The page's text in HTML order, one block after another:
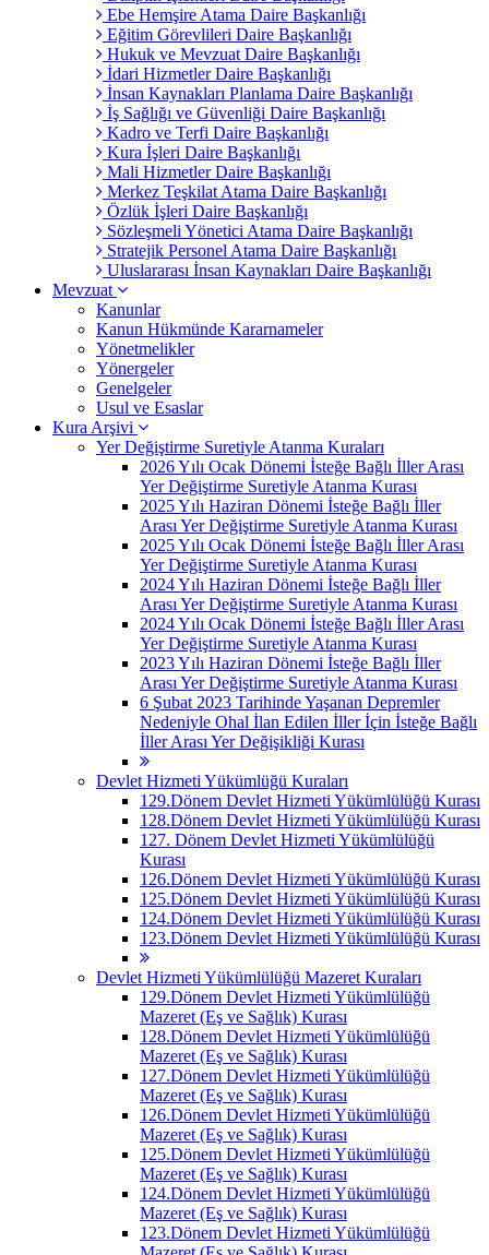
Ebe Hemşire Atama Daire Başkanlığı
Eğitim Görevlileri Daire Başkanlığı
Hukuk ve Mevzuat Daire Başkanlığı
İdari Hizmetler Daire Başkanlığı
İnsan Kaynakları Planlama Daire Başkanlığı
İş Sağlığı ve Güvenliği Daire Başkanlığı
Kadro ve Terfi Daire Başkanlığı
Kura İşleri Daire Başkanlığı
Mali Hizmetler Daire Başkanlığı
Merkez Teşkilat Atama Daire Başkanlığı
Özlük İşleri Daire Başkanlığı
Sözleşmeli Yönetici Atama Daire Başkanlığı
Stratejik Personel Atama Daire Başkanlığı
Uluslararası İnsan Kaynakları Daire Başkanlığı
Mevzuat
Kanunlar
Kanun Hükmünde Kararnameler
Yönetmelikler
Yönergeler
Genelgeler
Usul ve Esaslar
Kura Arşivi
Yer Değiştirme Suretiyle Atanma Kuraları
2026 Yılı Ocak Dönemi İsteğe Bağlı İller Arası
Yer Değiştirme Suretiyle Atanma Kurası
2025 Yılı Haziran Dönemi İsteğe Bağlı İller
Arası Yer Değiştirme Suretiyle Atanma Kurası
2025 Yılı Ocak Dönemi İsteğe Bağlı İller Arası
Yer Değiştirme Suretiyle Atanma Kurası
2024 Yılı Haziran Dönemi İsteğe Bağlı İller
Arası Yer Değiştirme Suretiyle Atanma Kurası
2024 Yılı Ocak Dönemi İsteğe Bağlı İller Arası
Yer Değiştirme Suretiyle Atanma Kurası
2023 Yılı Haziran Dönemi İsteğe Bağlı İller
Arası Yer Değiştirme Suretiyle Atanma Kurası
6 Şubat 2023 Tarihinde Yaşanan Depremler
Nedeniyle Ohal İlan Edilen İller İçin İsteğe Bağlı
İller Arası Yer Değişikliği Kurası
Devlet Hizmeti Yükümlüğü Kuraları
129.Dönem Devlet Hizmeti Yükümlülüğü Kurası
128.Dönem Devlet Hizmeti Yükümlülüğü Kurası
127. Dönem Devlet Hizmeti Yükümlülüğü
Kurası
126.Dönem Devlet Hizmeti Yükümlülüğü Kurası
125.Dönem Devlet Hizmeti Yükümlülüğü Kurası
124.Dönem Devlet Hizmeti Yükümlülüğü Kurası
123.Dönem Devlet Hizmeti Yükümlülüğü Kurası
Devlet Hizmeti Yükümlülüğü Mazeret Kuraları
129.Dönem Devlet Hizmeti Yükümlülüğü
Mazeret (Eş ve Sağlık) Kurası
128.Dönem Devlet Hizmeti Yükümlülüğü
Mazeret (Eş ve Sağlık) Kurası
127.Dönem Devlet Hizmeti Yükümlülüğü
Mazeret (Eş ve Sağlık) Kurası
126.Dönem Devlet Hizmeti Yükümlülüğü
Mazeret (Eş ve Sağlık) Kurası
125.Dönem Devlet Hizmeti Yükümlülüğü
Mazeret (Eş ve Sağlık) Kurası
124.Dönem Devlet Hizmeti Yükümlülüğü
Mazeret (Eş ve Sağlık) Kurası
123.Dönem Devlet Hizmeti Yükümlülüğü